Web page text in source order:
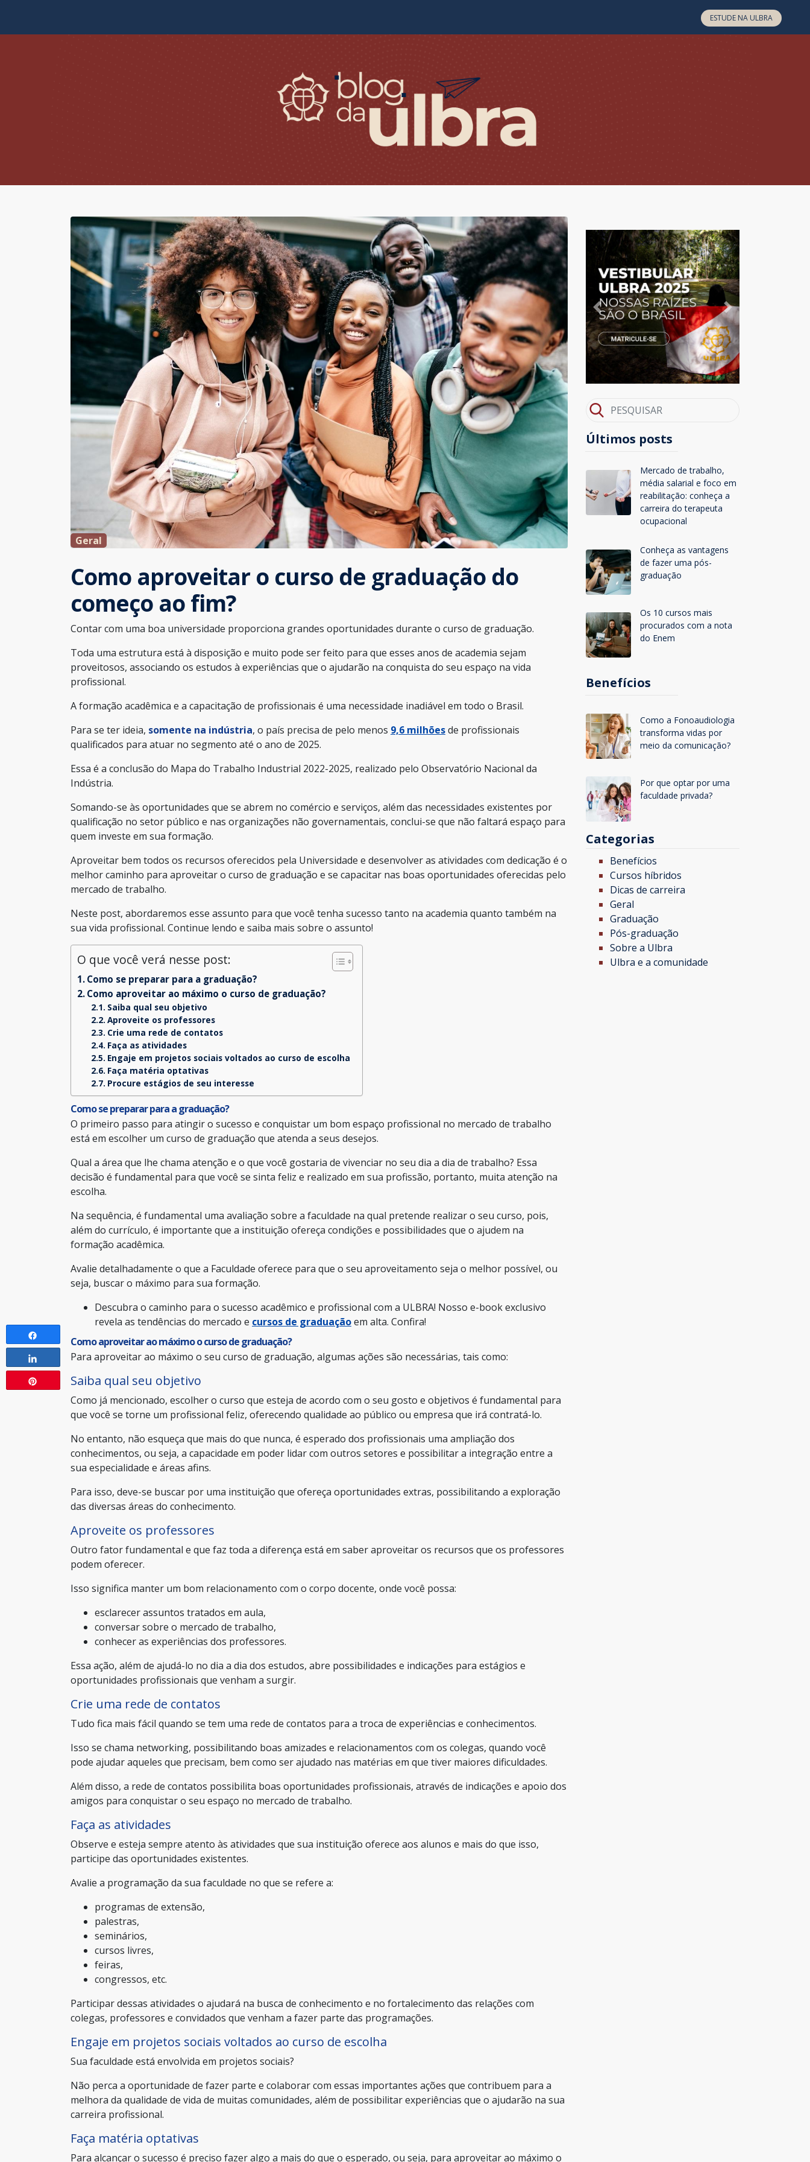
ESTUDE NA ULBRA
Geral
Como aproveitar o curso de graduação do
começo ao fim?
Contar com uma boa universidade proporciona grandes oportunidades durante o curso de graduação.
Toda uma estrutura está à disposição e muito pode ser feito para que esses anos de academia sejam
proveitosos, associando os estudos à experiências que o ajudarão na conquista do seu espaço na vida
profissional.
A formação acadêmica e a capacitação de profissionais é uma necessidade inadiável em todo o Brasil.
Para se ter ideia, somente na indústria, o país precisa de pelo menos 9,6 milhõesde profissionais
qualificados para atuar no segmento até o ano de 2025.
Essa é a conclusão do Mapa do Trabalho Industrial 2022-2025, realizado pelo Observatório Nacional da
Indústria.
Somando-se às oportunidades que se abrem no comércio e serviços, além das necessidades existentes por
qualificação no setor público e nas organizações não governamentais, conclui-se que não faltará espaço para
quem investe em sua formação.
Aproveitar bem todos os recursos oferecidos pela Universidade e desenvolver as atividades com dedicação é o
melhor caminho para aproveitar o curso de graduação e se capacitar nas boas oportunidades oferecidas pelo
mercado de trabalho.
Neste post, abordaremos esse assunto para que você tenha sucesso tanto na academia quanto também na
sua vida profissional. Continue lendo e saiba mais sobre o assunto!
O que você verá nesse post:
Como se preparar para a graduação?
Como aproveitar ao máximo o curso de graduação?
Saiba qual seu objetivo
Aproveite os professores
Crie uma rede de contatos
Faça as atividades
Engaje em projetos sociais voltados ao curso de escolha
Faça matéria optativas
Procure estágios de seu interesse
Como se preparar para a graduação?
O primeiro passo para atingir o sucesso e conquistar um bom espaço profissional no mercado de trabalho
está em escolher um curso de graduação que atenda a seus desejos.
Qual a área que lhe chama atenção e o que você gostaria de vivenciar no seu dia a dia de trabalho? Essa
decisão é fundamental para que você se sinta feliz e realizado em sua profissão, portanto, muita atenção na
escolha.
Na sequência, é fundamental uma avaliação sobre a faculdade na qual pretende realizar o seu curso, pois,
além do currículo, é importante que a instituição ofereça condições e possibilidades que o ajudem na
formação acadêmica.
Avalie detalhadamente o que a Faculdade oferece para que o seu aproveitamento seja o melhor possível, ou
seja, buscar o máximo para sua formação.
Descubra o caminho para o sucesso acadêmico e profissional com a ULBRA! Nosso e-book exclusivo
revela as tendências do mercado e cursos de graduaçãoem alta. Confira!
Como aproveitar ao máximo o curso de graduação?
Para aproveitar ao máximo o seu curso de graduação, algumas ações são necessárias, tais como:
Saiba qual seu objetivo
Como já mencionado, escolher o curso que esteja de acordo com o seu gosto e objetivos é fundamental para
que você se torne um profissional feliz, oferecendo qualidade ao público ou empresa que irá contratá-lo.
No entanto, não esqueça que mais do que nunca, é esperado dos profissionais uma ampliação dos
conhecimentos, ou seja, a capacidade em poder lidar com outros setores e possibilitar a integração entre a
sua especialidade e áreas afins.
Para isso, deve-se buscar por uma instituição que ofereça oportunidades extras, possibilitando a exploração
das diversas áreas do conhecimento.
Aproveite os professores
Outro fator fundamental e que faz toda a diferença está em saber aproveitar os recursos que os professores
podem oferecer.
Isso significa manter um bom relacionamento com o corpo docente, onde você possa:
esclarecer assuntos tratados em aula,
conversar sobre o mercado de trabalho,
conhecer as experiências dos professores.
Essa ação, além de ajudá-lo no dia a dia dos estudos, abre possibilidades e indicações para estágios e
oportunidades profissionais que venham a surgir.
Crie uma rede de contatos
Tudo fica mais fácil quando se tem uma rede de contatos para a troca de experiências e conhecimentos.
Isso se chama networking, possibilitando boas amizades e relacionamentos com os colegas, quando você
pode ajudar aqueles que precisam, bem como ser ajudado nas matérias em que tiver maiores dificuldades.
Além disso, a rede de contatos possibilita boas oportunidades profissionais, através de indicações e apoio dos
amigos para conquistar o seu espaço no mercado de trabalho.
Faça as atividades
Observe e esteja sempre atento às atividades que sua instituição oferece aos alunos e mais do que isso,
participe das oportunidades existentes.
Avalie a programação da sua faculdade no que se refere a:
programas de extensão,
palestras,
seminários,
cursos livres,
feiras,
congressos, etc.
Participar dessas atividades o ajudará na busca de conhecimento e no fortalecimento das relações com
colegas, professores e convidados que venham a fazer parte das programações.
Engaje em projetos sociais voltados ao curso de escolha
Sua faculdade está envolvida em projetos sociais?
Não perca a oportunidade de fazer parte e colaborar com essas importantes ações que contribuem para a
melhora da qualidade de vida de muitas comunidades, além de possibilitar experiências que o ajudarão na sua
carreira profissional.
Faça matéria optativas
Para alcançar o sucesso é preciso fazer algo a mais do que o esperado, ou seja, para aproveitar ao máximo o
Previous Next
Últimos posts
Mercado de trabalho,
média salarial e foco em
reabilitação: conheça a
carreira do terapeuta
ocupacional
Conheça as vantagens
de fazer uma pós-
graduação
Os 10 cursos mais
procurados com a nota
do Enem
Benefícios
Como a Fonoaudiologia
transforma vidas por
meio da comunicação?
Por que optar por uma
faculdade privada?
Categorias
Benefícios
Cursos híbridos
Dicas de carreira
Geral
Graduação
Pós-graduação
Sobre a Ulbra
Ulbra e a comunidade
Compartilhar
Compartilhar